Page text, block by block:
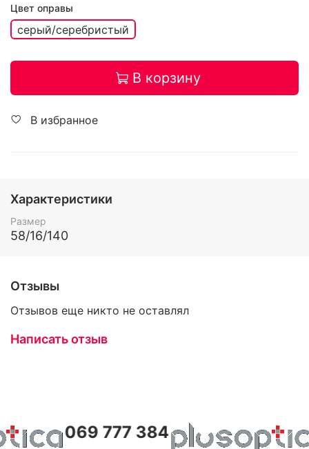
Цвет оправы
серый/серебристый
В корзину
В избранное
Характеристики
Размер
58/16/140
Отзывы
Отзывов еще никто не оставлял
Написать отзыв
069 777 384